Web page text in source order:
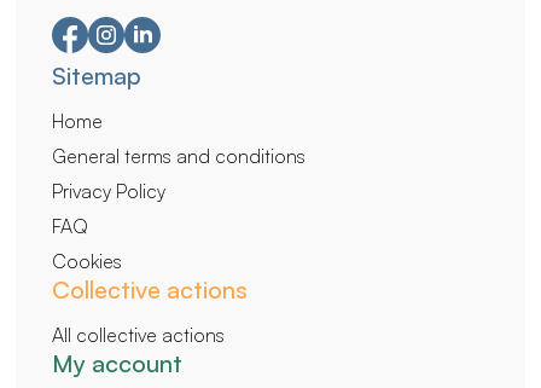
Secondary
navigation
Sitemap
Home
General terms and conditions
Privacy Policy
FAQ
Cookies
Collective actions
All collective actions
My account